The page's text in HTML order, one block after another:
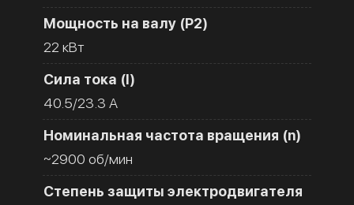
Мощность на валу (Р2)
22 кВт
Сила тока (I)
40.5/23.3 A
Номинальная частота вращения (n)
~2900 об/мин
Степень защиты электродвигателя